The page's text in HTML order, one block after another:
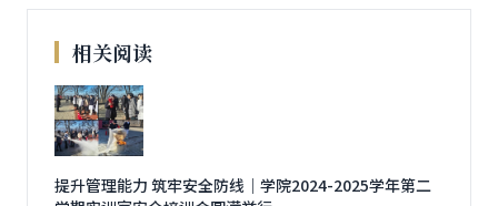
相关阅读
提升管理能力 筑牢安全防线｜学院2024-2025学年第二